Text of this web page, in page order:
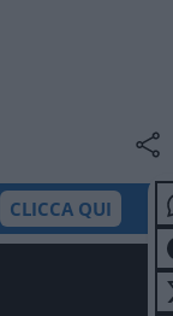
CLICCA QUI